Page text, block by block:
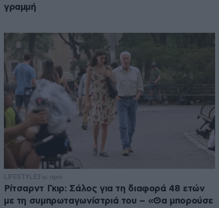
γραμμή
LIFESTYLE3 ω. πριν
Ρίτσαρντ Γκιρ: Σάλος για τη διαφορά 48 ετών
με τη συμπρωταγωνίστριά του – «Θα μπορούσε